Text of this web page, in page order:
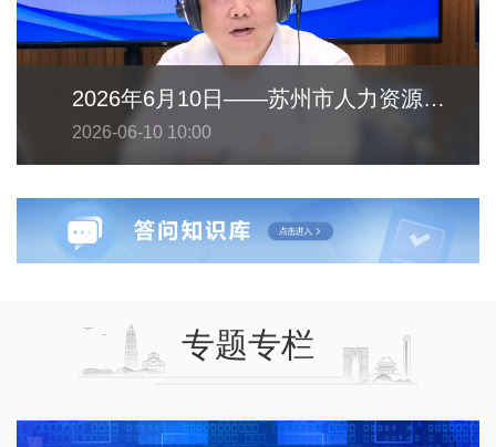
2026年6月10日——苏州市人力资源和社会保障局
2026-06-10 10:00
专题专栏